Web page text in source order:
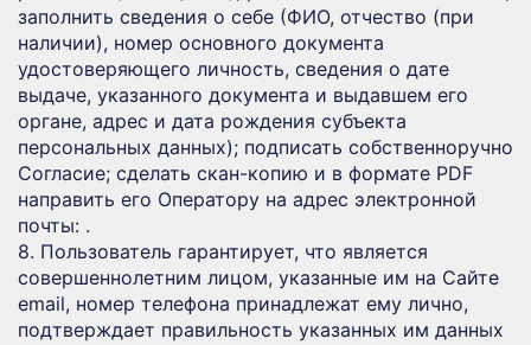
заполнить сведения о себе (ФИО, отчество (при
наличии), номер основного документа
удостоверяющего личность, сведения о дате
выдаче, указанного документа и выдавшем его
органе, адрес и дата рождения субъекта
персональных данных); подписать собственноручно
Согласие; сделать скан-копию и в формате PDF
направить его Оператору на адрес электронной
почты: .
8. Пользователь гарантирует, что является
совершеннолетним лицом, указанные им на Сайте
email, номер телефона принадлежат ему лично,
подтверждает правильность указанных им данных